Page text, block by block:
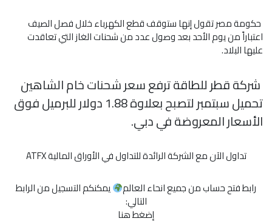
حكومة مصر تقول إنها ستوقف قطع الكهرباء خلال فصل الصيف
اعتباراً من يوم الأحد بعد وصول عدد من شحنات الغاز التي تعاقدت
عليها البلاد.
شركة قطر للطاقة ترفع سعر شحنات خام الشاهين
تحميل سبتمبر لتصبح بعلاوة 1.88 دولار للبرميل فوق
الأسعار المعروضة في دبي.
تداول الآن مع الشركة الرائدة للتداول في الأوراق المالية ATFX
رابط فتح حساب من جميع انحاء العالم
يمكنكم التسجيل من الرابط
التالي:
إضغط هنا